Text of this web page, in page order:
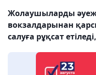
Жолаушыларды
вокзалдарынан
салуға рұқсат